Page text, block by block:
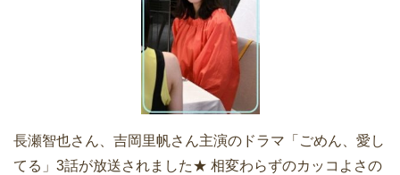
長瀬智也さん、吉岡里帆さん主演のドラマ「ごめん、愛し
てる」3話が放送されました★ 相変わらずのカッコよさの